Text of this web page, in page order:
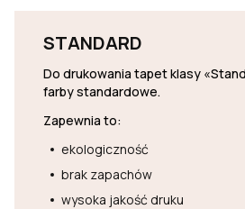
STANDARD
Do drukowania tapet klasy
farby standardowe.
Zapewnia to:
ekologiczność
brak zapachów
wysoka jakość druku